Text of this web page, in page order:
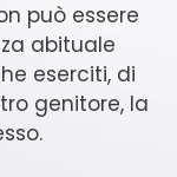
può essere
abituale
eserciti, di
genitore, la